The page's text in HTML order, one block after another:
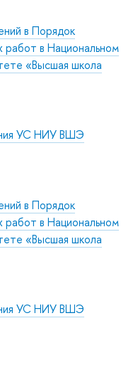
в Порядок
в Национальном
«Высшая школа
УС НИУ ВШЭ
в Порядок
в Национальном
«Высшая школа
УС НИУ ВШЭ